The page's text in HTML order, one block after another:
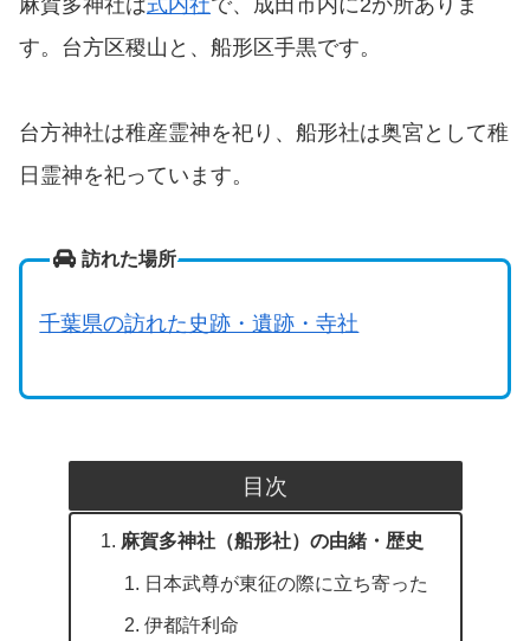
す。台方区稷山と、船形区手黒です。
台方神社は稚産霊神を祀り、船形社は奥宮として稚
日霊神を祀っています。
訪れた場所
千葉県の訪れた史跡・遺跡・寺社
目次
麻賀多神社（船形社）の由緒・歴史
日本武尊が東征の際に立ち寄った
伊都許利命